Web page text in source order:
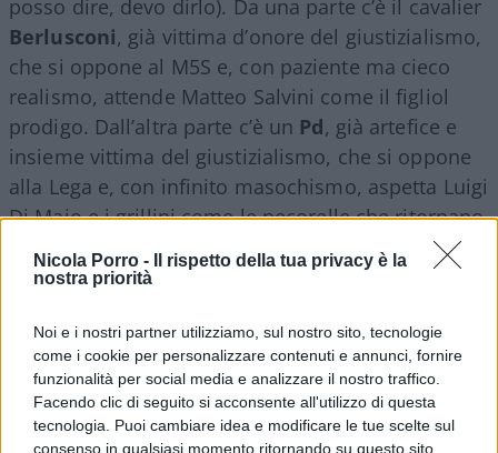
Nicola Porro -
Il rispetto della tua privacy è la
nostra priorità
Noi e i nostri partner utilizziamo, sul nostro sito, tecnologie
come i cookie per personalizzare contenuti e annunci, fornire
funzionalità per social media e analizzare il nostro traffico.
Facendo clic di seguito si acconsente all'utilizzo di questa
tecnologia. Puoi cambiare idea e modificare le tue scelte sul
consenso in qualsiasi momento ritornando su questo sito
posso dire, devo dirlo). Da una parte c’è il cavalier
Berlusconi, già vittima d’onore del giustizialismo,
che si oppone al M5S e, con paziente ma cieco
realismo, attende Matteo Salvini come il figliol
prodigo. Dall’altra parte c’è un Pd, già artefice e
insieme vittima del giustizialismo, che si oppone
alla Lega e, con infinito masochismo, aspetta Luigi
Di Maio e i grillini come le pecorelle che ritornano
Si tratta di calcoli sbagliati, come dimostrano sia
le dimensioni delle forze in campo superiori a
Forza Italia e al Pd, sia l’esperienza di governo che
è andata ben al di là delle colonne d’Ercole della